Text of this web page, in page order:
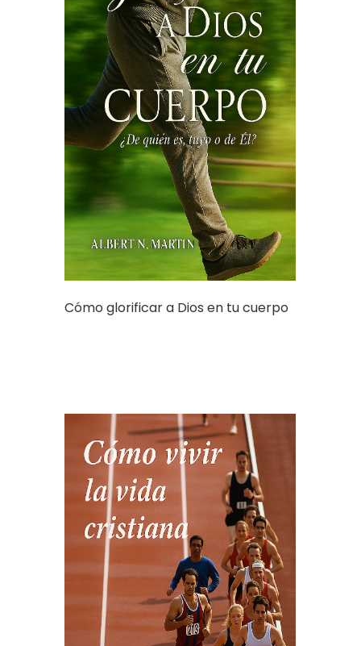
Cómo glorificar a Dios en tu cuerpo